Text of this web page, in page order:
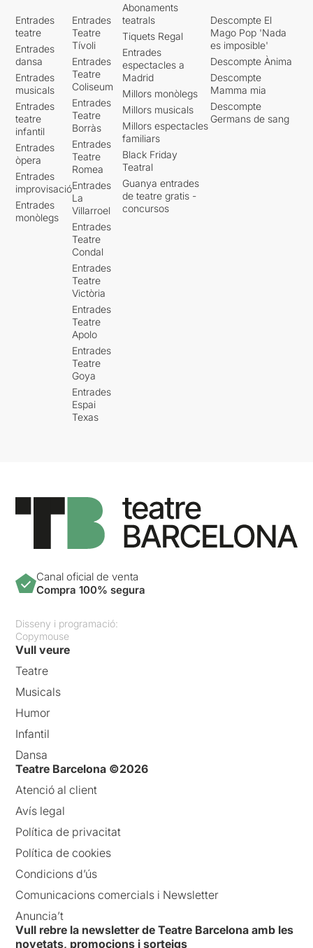
Entrades
teatre
Entrades
dansa
Entrades
musicals
Entrades
teatre
infantil
Entrades
òpera
Entrades
improvisació
Entrades
monòlegs
Entrades
Teatre
Tívoli
Entrades
Teatre
Coliseum
Entrades
Teatre
Borràs
Entrades
Teatre
Romea
Entrades
La
Villarroel
Entrades
Teatre
Condal
Entrades
Teatre
Victòria
Entrades
Teatre
Apolo
Entrades
Teatre
Goya
Entrades
Espai
Texas
Abonaments
teatrals
Tiquets Regal
Entrades
espectacles a
Madrid
Millors monòlegs
Millors musicals
Millors espectacles
familiars
Black Friday
Teatral
Guanya entrades
de teatre gratis -
concursos
Descompte El
Mago Pop 'Nada
es imposible'
Descompte Ànima
Descompte
Mamma mia
Descompte
Germans de sang
Canal oficial de venta
Compra 100% segura
Disseny i programació:
Copymouse
Vull veure
Teatre
Musicals
Humor
Infantil
Dansa
Teatre Barcelona ©2026
Atenció al client
Avís legal
Política de privacitat
Política de cookies
Condicions d’ús
Comunicacions comercials i Newsletter
Anuncia’t
Vull rebre la newsletter de Teatre Barcelona amb les
novetats, promocions i sorteigs